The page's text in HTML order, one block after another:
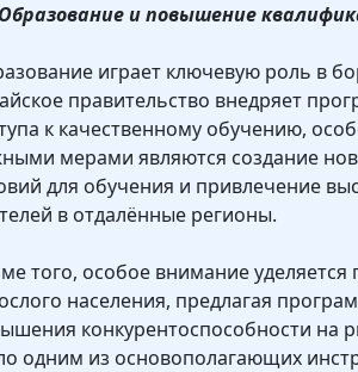
и повышение
играет ключевую роль в
правительство внедряет
к качественному обучению,
мерами являются создание
для обучения и привлечение
в отдалённые регионы.
того, особое внимание
населения, предлагая
конкурентоспособности на
одним из основополагающих